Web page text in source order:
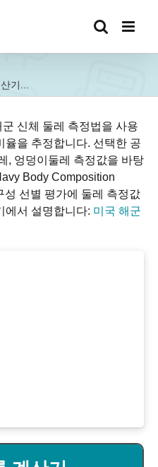
기...
신체 둘레 측정법을 사용
율을 추정합니다. 선택한 공
, 엉덩이둘레 측정값을 바탕
Body Composition
선별 평가에 둘레 측정값
에서 설명합니다: 미국 해군